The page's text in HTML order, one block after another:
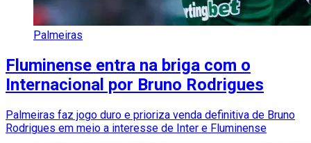
Palmeiras
Fluminense entra na briga com o
Internacional por Bruno Rodrigues
Palmeiras faz jogo duro e prioriza venda definitiva de Bruno
Rodrigues em meio a interesse de Inter e Fluminense